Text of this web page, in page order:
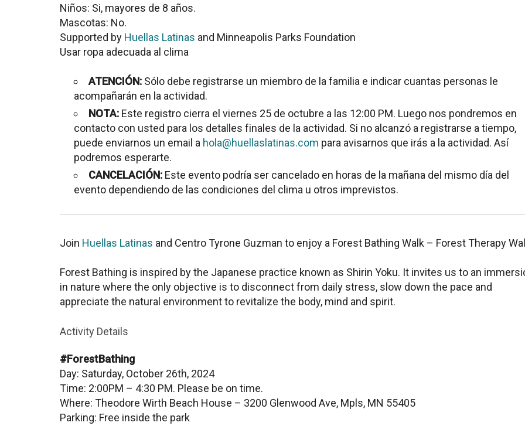
Niños: Si, mayores de 8 años.
Mascotas: No.
Supported by Huellas Latinas and Minneapolis Parks Foundation
Usar ropa adecuada al clima
ATENCIÓN: Sólo debe registrarse un miembro de la familia e indicar cuantas personas le
acompañarán en la actividad.
NOTA: Este registro cierra el viernes 25 de octubre a las 12:00 PM. Luego nos pondremos en
contacto con usted para los detalles finales de la actividad. Si no alcanzó a registrarse a tiempo,
puede enviarnos un email a hola@huellaslatinas.com para avisarnos que irás a la actividad. Así
podremos esperarte.
CANCELACIÓN: Este evento podría ser cancelado en horas de la mañana del mismo día del
evento dependiendo de las condiciones del clima u otros imprevistos.
Join Huellas Latinas and Centro Tyrone Guzman to enjoy a Forest Bathing Walk – Forest Therapy
Forest Bathing is inspired by the Japanese practice known as Shirin Yoku. It invites us to an
in nature where the only objective is to disconnect from daily stress, slow down the pace and
appreciate the natural environment to revitalize the body, mind and spirit.
Activity Details
#ForestBathing
Day: Saturday, October 26th, 2024
Time: 2:00PM – 4:30 PM. Please be on time.
Where: Theodore Wirth Beach House – 3200 Glenwood Ave, Mpls, MN 55405
Parking: Free inside the park